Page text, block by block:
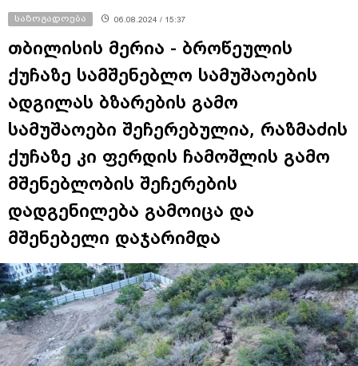
საზოგადოება 06.08.2024 / 15:37
თბილისის მერია - ბროწეულის
ქუჩაზე სამშენებლო სამუშაოების
ადგილას ბზარების გამო
სამუშაოები შეჩერებულია, რაზმაძის
ქუჩაზე კი ფერდის ჩამოშლის გამო
მშენებლობის შეჩერების
დადგენილება გამოიცა და
მშენებელი დაჯარიმდა